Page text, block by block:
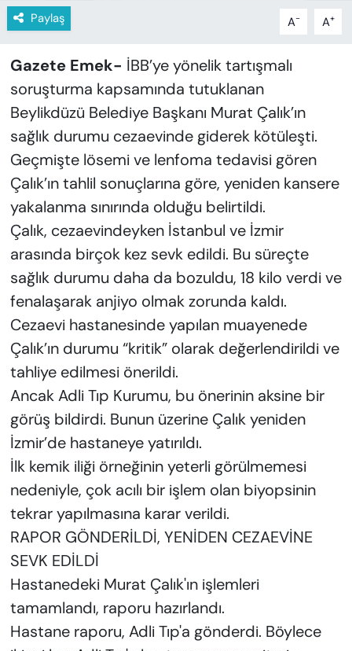
Paylaş A- A+
Gazete Emek- İBB’ye yönelik tartışmalı
soruşturma kapsamında tutuklanan
Beylikdüzü Belediye Başkanı Murat Çalık’ın
sağlık durumu cezaevinde giderek kötüleşti.
Geçmişte lösemi ve lenfoma tedavisi gören
Çalık’ın tahlil sonuçlarına göre, yeniden kansere
yakalanma sınırında olduğu belirtildi.
Çalık, cezaevindeyken İstanbul ve İzmir
arasında birçok kez sevk edildi. Bu süreçte
sağlık durumu daha da bozuldu, 18 kilo verdi ve
fenalaşarak anjiyo olmak zorunda kaldı.
Cezaevi hastanesinde yapılan muayenede
Çalık’ın durumu “kritik” olarak değerlendirildi ve
tahliye edilmesi önerildi.
Ancak Adli Tıp Kurumu, bu önerinin aksine bir
görüş bildirdi. Bunun üzerine Çalık yeniden
İzmir’de hastaneye yatırıldı.
İlk kemik iliği örneğinin yeterli görülmemesi
nedeniyle, çok acılı bir işlem olan biyopsinin
tekrar yapılmasına karar verildi.
RAPOR GÖNDERİLDİ, YENİDEN CEZAEVİNE
SEVK EDİLDİ
Hastanedeki Murat Çalık'ın işlemleri
tamamlandı, raporu hazırlandı.
Hastane raporu, Adli Tıp'a gönderdi. Böylece
YAZAR KÖŞESİ
VAN VE DİYARBAKIR HABERLERİ